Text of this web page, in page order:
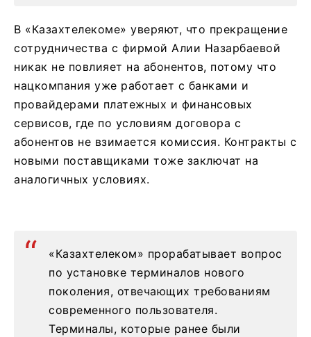
В «Казахтелекоме» уверяют, что прекращение
сотрудничества с фирмой Алии Назарбаевой
никак не повлияет на абонентов, потому что
нацкомпания уже работает с банками и
провайдерами платежных и финансовых
сервисов, где по условиям договора с
абонентов не взимается комиссия. Контракты с
новыми поставщиками тоже заключат на
аналогичных условиях.
«Казахтелеком» прорабатывает вопрос
по установке терминалов нового
поколения, отвечающих требованиям
современного пользователя.
Терминалы, которые ранее были